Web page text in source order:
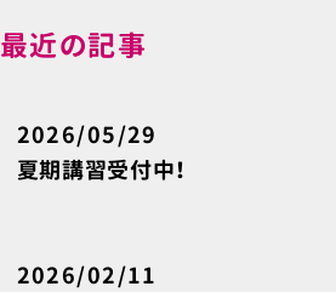
最近の記事
夏期講習受付中！
2026/05/29
2026/02/11